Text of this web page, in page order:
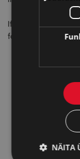
If the filter is
found on the
NÄITA